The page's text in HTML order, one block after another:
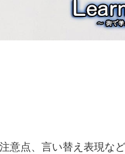
意点、言い替え表現な